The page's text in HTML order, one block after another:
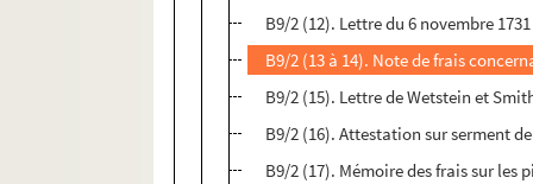
B9/2 (12). Lettre du 6 novembre
B9/2 (13 à 14). Note de frais
B9/2 (15). Lettre de Wetstein et
B9/2 (16). Attestation sur serment
B9/2 (17). Mémoire des frais sur les